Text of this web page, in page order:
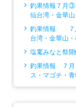
釣果情報７月
仙台湾・金華山
釣果情報 ７
台湾・金華山
塩竃みなと祭
釣果情報 ７
ス・マゴチ・